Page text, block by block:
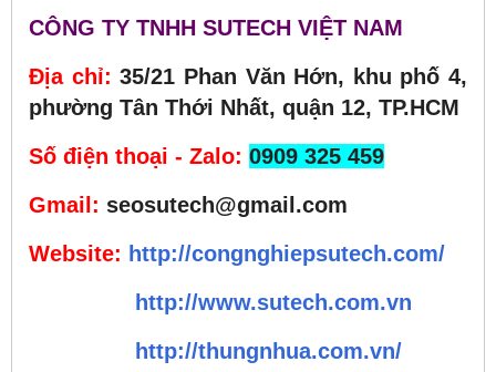
CÔNG TY TNHH SUTECH VIỆT NAM
Địa chỉ: 35/21 Phan Văn Hớn, khu phố 4,
phường Tân Thới Nhất, quận 12, TP.HCM
Số điện thoại - Zalo: 0909 325 459
Gmail: seosutech@gmail.com
Website: http://congnghiepsutech.com/
http://www.sutech.com.vn
http://thungnhua.com.vn/